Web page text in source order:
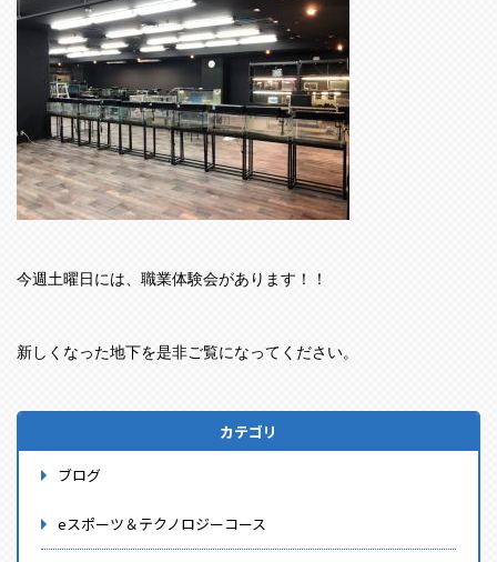
今週土曜日には、職業体験会があります！！
新しくなった地下を是非ご覧になってください。
カテゴリ
ブログ
eスポーツ＆テクノロジーコース